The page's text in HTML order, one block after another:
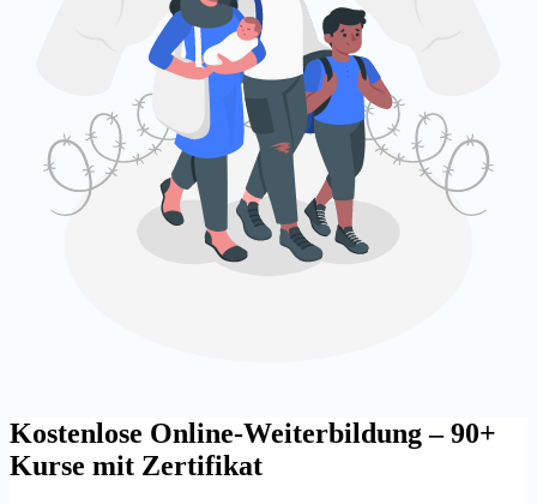
Kostenlose Online-Weiterbildung – 90+
Kurse mit Zertifikat